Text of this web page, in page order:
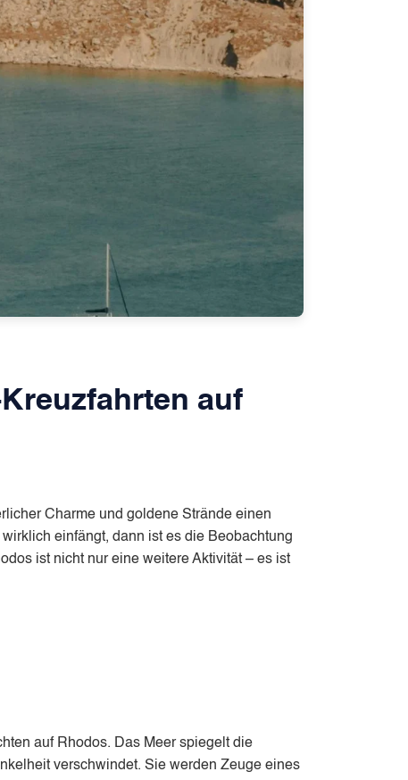
auf
Charme und goldene Strände einen
einfängt, dann ist es die Beobachtung
ist nicht nur eine weitere Aktivität – es ist
auf Rhodos. Das Meer spiegelt die
verschwindet. Sie werden Zeuge eines